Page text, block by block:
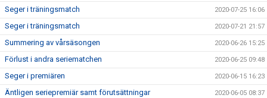
Seger i träningsmatch 2020-07-25 16:06
Seger i träningsmatch 2020-07-21 21:57
Summering av vårsäsongen 2020-06-26 15:25
Förlust i andra seriematchen 2020-06-25 09:48
Seger i premiären 2020-06-15 16:23
Äntligen seriepremiär samt förutsättningar 2020-06-05 08:37